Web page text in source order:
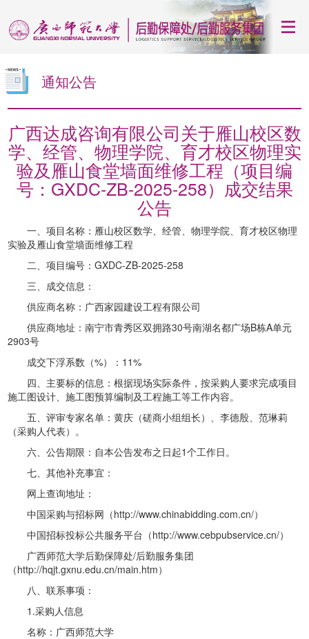
通知公告
广西达成咨询有限公司关于雁山校区数
学、经管、物理学院、育才校区物理实
验及雁山食堂墙面维修工程（项目编
号：GXDC-ZB-2025-258）成交结果
公告
一、项目名称：雁山校区数学、经管、物理学院、育才校区物理
实验及雁山食堂墙面维修工程
二、项目编号：GXDC-ZB-2025-258
三、成交信息：
供应商名称：广西家园建设工程有限公司
供应商地址：南宁市青秀区双拥路30号南湖名都广场B栋A单元
2903号
成交下浮系数（%）：11%
四、主要标的信息：根据现场实际条件，按采购人要求完成项目
施工图设计、施工图预算编制及工程施工等工作内容。
五、评审专家名单：黄庆（磋商小组组长）、李德殷、范琳莉
（采购人代表）。
六、公告期限：自本公告发布之日起1个工作日。
七、其他补充事宜：
网上查询地址：
中国采购与招标网（http://www.chinabidding.com.cn/）
中国招标投标公共服务平台（http://www.cebpubservice.cn/）
广西师范大学后勤保障处/后勤服务集团
（http://hqjt.gxnu.edu.cn/main.htm）
八、联系事项：
1.采购人信息
名称：广西师范大学